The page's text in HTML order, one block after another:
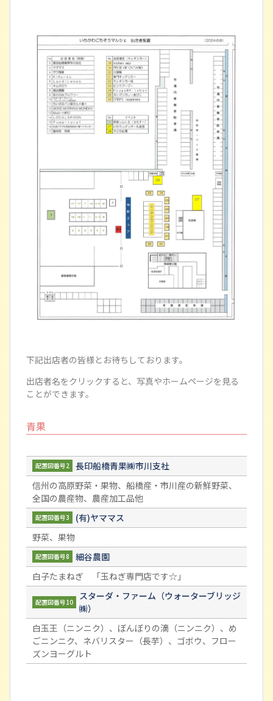
下記出店者の皆様とお待ちしております。
出店者名をクリックすると、写真やホームページを見る
ことができます。
青果
配置図番号2
長印船橋青果㈱市川支社
信州の高原野菜・果物、船橋産・市川産の新鮮野菜、
全国の農産物、農産加工品他
配置図番号3
(有)ヤママス
野菜、果物
配置図番号8
細谷農園
白子たまねぎ 「玉ねぎ専門店です☆」
配置図番号10
スターダ・ファーム（ウォーターブリッジ
㈱）
白玉王（ニンニク）、ぼんぼりの滴（ニンニク）、め
ごニンニク、ネバリスター（長芋）、ゴボウ、フロー
ズンヨーグルト